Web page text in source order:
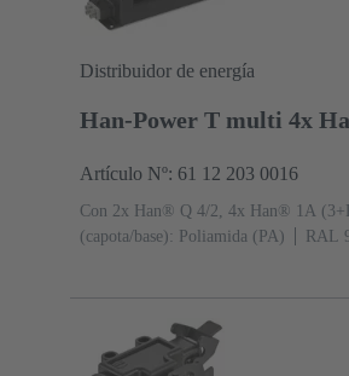
Distribuidor de energía
Han-Power T multi 4x
Artículo Nº: 61 12 203 0016
Con 2x Han® Q 4/2, 4x Han® 1A
(capota/base): Poliamida (PA)
RAL